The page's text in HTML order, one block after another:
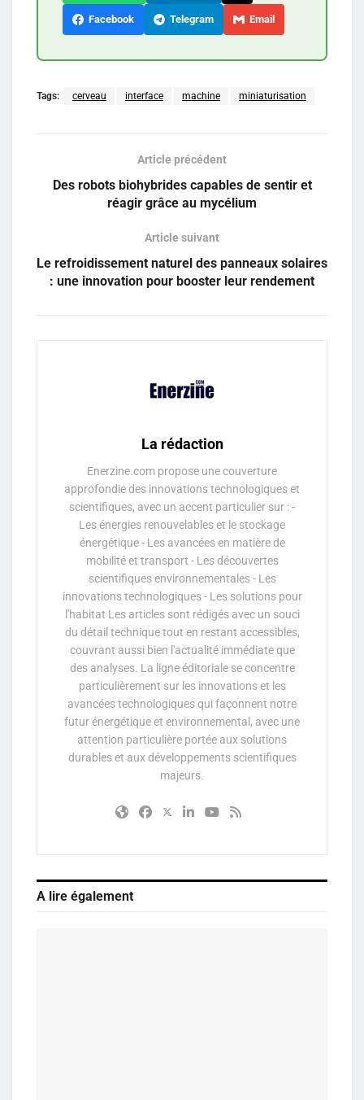
Facebook Telegram Email
Tags: cerveau interface machine miniaturisation
Article précédent
Des robots biohybrides capables de sentir et
réagir grâce au mycélium
Article suivant
Le refroidissement naturel des panneaux solaires
: une innovation pour booster leur rendement
La rédaction
Enerzine.com propose une couverture
approfondie des innovations technologiques et
scientifiques, avec un accent particulier sur : -
Les énergies renouvelables et le stockage
énergétique - Les avancées en matière de
mobilité et transport - Les découvertes
scientifiques environnementales - Les
innovations technologiques - Les solutions pour
l'habitat Les articles sont rédigés avec un souci
du détail technique tout en restant accessibles,
couvrant aussi bien l'actualité immédiate que
des analyses. La ligne éditoriale se concentre
particulièrement sur les innovations et les
avancées technologiques qui façonnent notre
futur énergétique et environnemental, avec une
attention particulière portée aux solutions
durables et aux développements scientifiques
majeurs.
A lire également